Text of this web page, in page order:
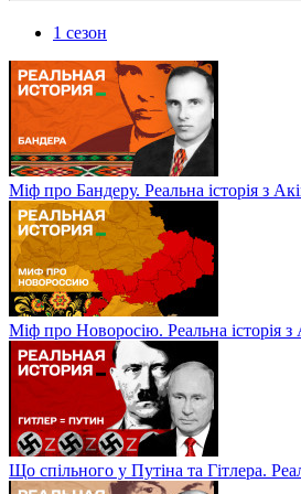
1 сезон
Міф про Бандеру. Реальна історія з
Міф про Новоросію. Реальна історія
Що спільного у Путіна та Гітлера.